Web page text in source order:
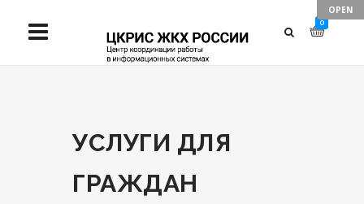
TAKE YOUR
BUSINESS TO
0
УСЛУГИ ДЛЯ
ГРАЖДАН